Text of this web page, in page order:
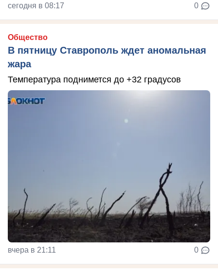
сегодня в 08:17 0
Общество
В пятницу Ставрополь ждет аномальная
жара
Температура поднимется до +32 градусов
вчера в 21:11 0